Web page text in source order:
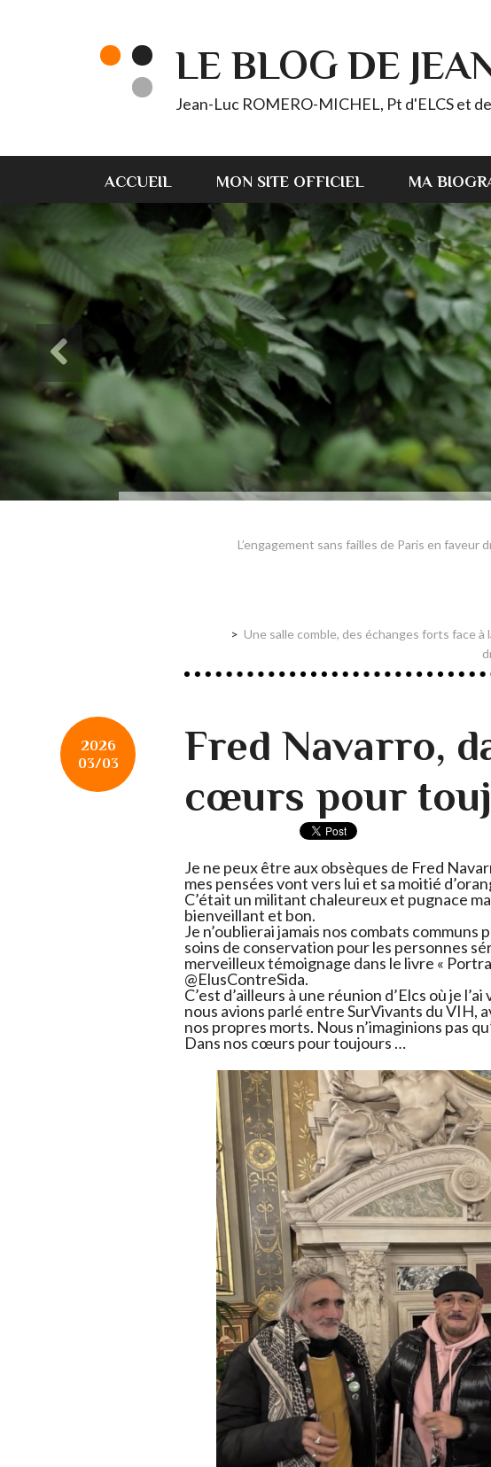
LE BLOG DE
Jean-Luc ROMERO-MICHEL, Pt d'ELCS et
ACCUEIL MON SITE OFFICIEL MA
L’engagement sans failles de Paris en faveur
Une salle comble, des échanges forts face à
2026
03/03
Fred Navarro,
cœurs pour
Je ne peux être aux obsèques de Fred
mes pensées vont vers lui et sa moitié
C’était un militant chaleureux et pugnace
bienveillant et bon.
Je n’oublierai jamais nos combats communs
soins de conservation pour les personnes
merveilleux témoignage dans le livre «
@ElusContreSida.
C’est d’ailleurs à une réunion d’Elcs où je
nous avions parlé entre SurVivants du VIH,
nos propres morts. Nous n’imaginions pas
Dans nos cœurs pour toujours …